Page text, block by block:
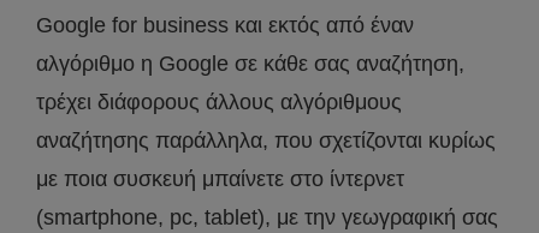
Google for business και εκτός από έναν
αλγόριθμο η Google σε κάθε σας αναζήτηση,
τρέχει διάφορους άλλους αλγόριθμους
αναζήτησης παράλληλα, που σχετίζονται κυρίως
με ποια συσκευή μπαίνετε στο ίντερνετ
(smartphone, pc, tablet), με την γεωγραφική σας